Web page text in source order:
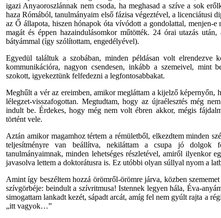
igazi Anyaoroszlánnak nem csoda, ha meghasad a szíve a sok
haza Rómából, tanulmányaim első fázisa végeztével, a licenciátusi
az Ő állapota, hiszen hónapok óta vívódott a gondolattal, menjen-
magát és éppen hazaindulásomkor műtötték. 24 órai utazás
bátyámmal (így szólítottam, engedélyével).
Egyedül találtuk a szobában, minden példásan volt elrendezve
kommunikációra, nagyon csendesen, inkább a szemeivel, mint
szokott, igyekeztünk felfedezni a legfontosabbakat.
Meghűlt a vér az ereimben, amikor megláttam a kijelző képernyőn,
lélegzet-visszafogottan. Megtudtam, hogy az újraélesztés még
indult be. Érdekes, hogy még nem volt ébren akkor, mégis
történt vele.
Aztán amikor magamhoz tértem a rémületből, elkezdtem minden
teljesítményre van beállítva, nekiláttam a csupa jó dolgok
tanulmányaimnak, minden lehetséges részletével, amiről ilyenkor
javasolva lettem a doktorátusra is. Ez utóbbi olyan súllyal nyom a
Amint így beszéltem hozzá örömről-örömre járva, közben
szívgörbéje: beindult a szívritmusa! Istennek legyen hála, Éva-
simogattam lankadt kezét, sápadt arcát, amíg fel nem gyúlt rajta a
„itt vagyok…”